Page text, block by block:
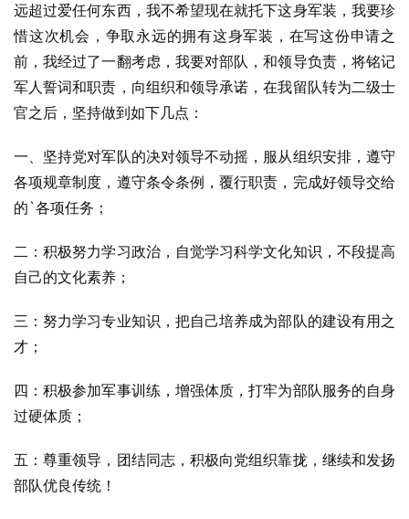
远超过爱任何东西，我不希望现在就托下这身军装，我要珍
惜这次机会，争取永远的拥有这身军装，在写这份申请之
前，我经过了一翻考虑，我要对部队，和领导负责，将铭记
军人誓词和职责，向组织和领导承诺，在我留队转为二级士
官之后，坚持做到如下几点：
一、坚持党对军队的决对领导不动摇，服从组织安排，遵守
各项规章制度，遵守条令条例，覆行职责，完成好领导交给
的`各项任务；
二：积极努力学习政治，自觉学习科学文化知识，不段提高
自己的文化素养；
三：努力学习专业知识，把自己培养成为部队的建设有用之
才；
四：积极参加军事训练，增强体质，打牢为部队服务的自身
过硬体质；
五：尊重领导，团结同志，积极向党组织靠拢，继续和发扬
部队优良传统！